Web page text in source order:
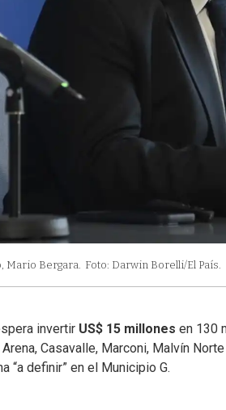
Mario Bergara. Foto: Darwin Borelli/El País.
invertir US$ 15 millones en 130
Casavalle, Marconi, Malvín
“a definir” en el Municipio G.